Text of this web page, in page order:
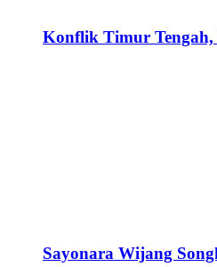
Konflik Timur
Sayonara Wijang